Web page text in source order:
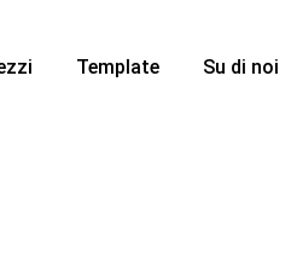
Template Su di noi